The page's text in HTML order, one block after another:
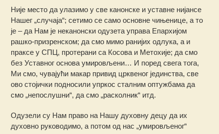
Није место да улазимо у све канонске и уставне нијансе
Нашег „случаја“; сетимо се само основне чињенице, а то
је – да Нам је неканонски одузета управа Епархијом
рашко-призренском; да смо мимо ранијих одлука, а и
праксе у СПЦ, протерани са Косова и Метохије; да смо
без Уставног основа умировљени… И поред свега тога,
Ми смо, чувајући макар привид црквеног јединства, све
ово стојички подносили упркос сталним оптужбама да
смо „непослушни“, да смо „расколник“ итд.
Одузели су Нам право на Нашу духовну децу да их
духовно руководимо, а потом од нас „умировљеног“